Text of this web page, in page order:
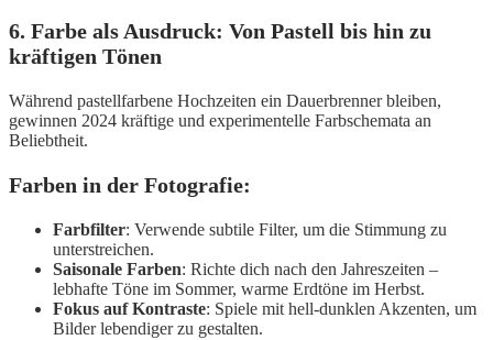
6. Farbe als Ausdruck: Von Pastell bis hin zu
kräftigen Tönen
Während pastellfarbene Hochzeiten ein Dauerbrenner bleiben,
gewinnen 2024 kräftige und experimentelle Farbschemata an
Beliebtheit.
Farben in der Fotografie:
Farbfilter: Verwende subtile Filter, um die Stimmung zu
unterstreichen.
Saisonale Farben: Richte dich nach den Jahreszeiten –
lebhafte Töne im Sommer, warme Erdtöne im Herbst.
Fokus auf Kontraste: Spiele mit hell-dunklen Akzenten, um
Bilder lebendiger zu gestalten.